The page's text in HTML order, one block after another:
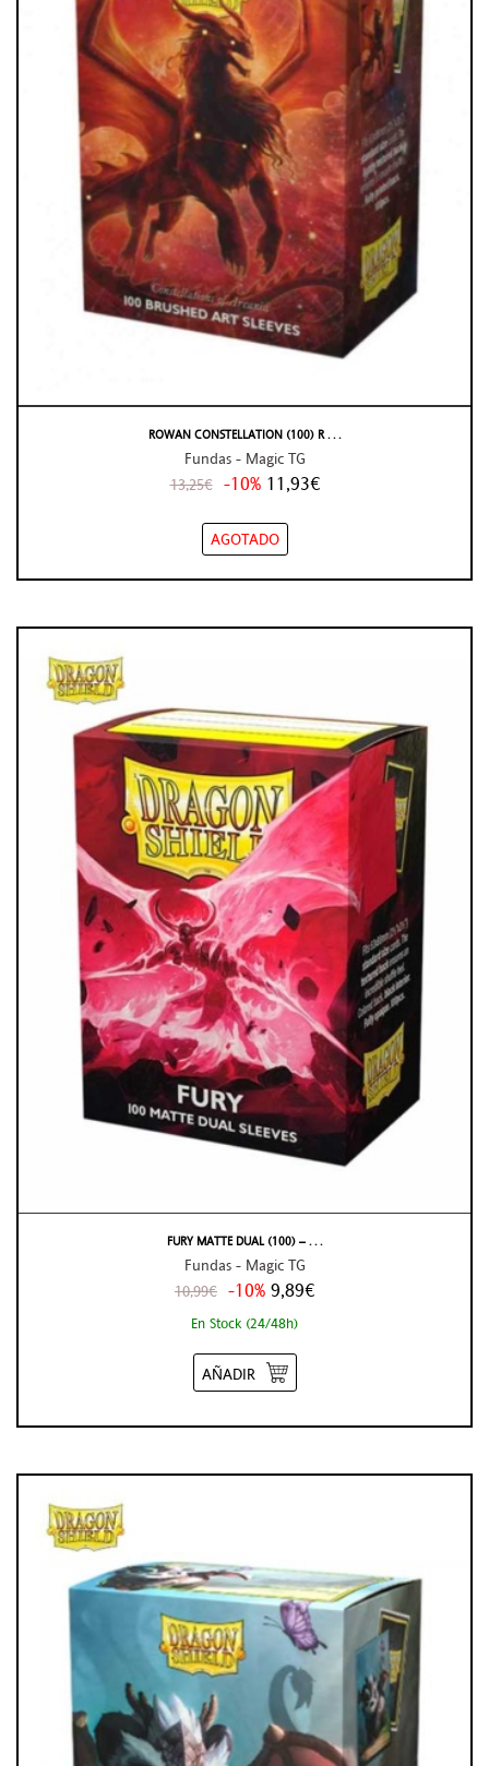
ROWAN CONSTELLATION (100) R . . .
Fundas - Magic TG
13,25€ -10% 11,93€
AGOTADO
FURY MATTE DUAL (100) – . . .
Fundas - Magic TG
10,99€ -10% 9,89€
En Stock (24/48h)
AÑADIR